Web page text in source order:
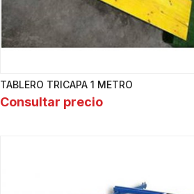
TABLERO TRICAPA 1 METRO
Consultar precio